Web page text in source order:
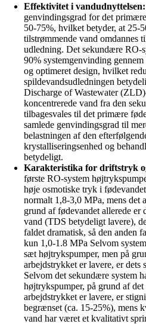
Effektivitet i vandudnyttelsen:
genvindingsgrad for det
50-75%, hvilket betyder, at 25-
tilstrømmende vand omdannes
udledning. Det sekundære RO-
90% systemgenvinding
og optimeret design, hvilket
spildevandsudledningen
Discharge of Wastewater
koncentrerede vand fra den
tilbagesvales til det primære
samlede genvindingsgrad til
belastningen af den
krystalliseringsenhed og
betydeligt.
Karakteristika for driftstryk
første RO-system
høje osmotiske tryk i
normalt 1,8-3,0 MPa, mens det
grund af fødevandet allerede er
vand (TDS betydeligt lavere),
faldet dramatisk, så den anden
kun 1,0-1.8 MPa Selvom
sæt højtrykspumper, men på
arbejdstrykket er lavere, er dets
Selvom det sekundære system
højtrykspumper, på grund af det
arbejdstrykket er lavere, er
begrænset (ca. 15-25%), mens
vand har været et kvalitativt